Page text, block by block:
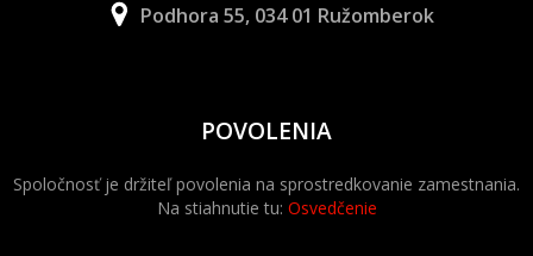
Podhora 55, 034 01 Ružomberok
POVOLENIA
Spoločnosť je držiteľ povolenia na sprostredkovanie zamestnania.
Na stiahnutie tu: Osvedčenie